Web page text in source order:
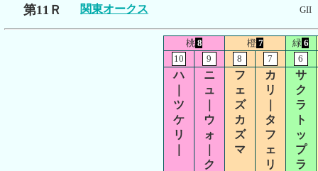
第11Ｒ 関東オークス GII
桃8 橙 7 緑 6
10
9 8 7 6
ハ
ツ
ケ
リ
ニ
ュ
ウ
ォ
ク
フ
ェ
ズ
カ
ズ
マ
カ
リ
タ
フ
ェ
リ
サ
ク
ラ
ト
ッ
プ
ラ